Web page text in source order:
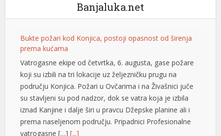
Banjaluka.net
Bukte požari kod Konjica, postoji opasnost od širenja
prema kućama
Vatrogasne ekipe od četvrtka, 6. augusta, gase požare
koji su izbili na tri lokacije uz željezničku prugu na
području Konjica. Požari u Ovčarima i na Živašnici juče
su stavljeni su pod nadzor, dok se vatra koja je izbila
iznad Kanjine i dalje širi u pravcu Džepske planine ali i
prema naseljenom području. Pripadnici Profesionalne
vatrogasne […][...]